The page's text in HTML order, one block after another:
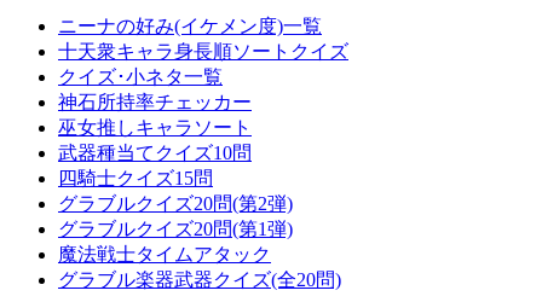
ニーナの好み(イケメン度)一覧
十天衆キャラ身長順ソートクイズ
クイズ･小ネタ一覧
神石所持率チェッカー
巫女推しキャラソート
武器種当てクイズ10問
四騎士クイズ15問
グラブルクイズ20問(第2弾)
グラブルクイズ20問(第1弾)
魔法戦士タイムアタック
グラブル楽器武器クイズ(全20問)